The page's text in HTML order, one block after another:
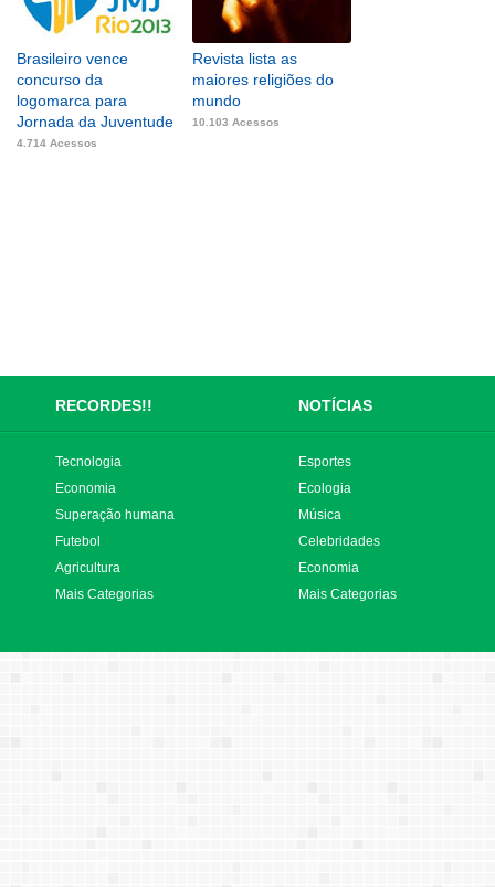
Brasileiro vence
concurso da
logomarca para
Jornada da Juventude
4.714 Acessos
Revista lista as
maiores religiões do
mundo
10.103 Acessos
RECORDES!! NOTÍCIAS
Tecnologia
Economia
Superação humana
Futebol
Agricultura
Mais Categorias
Esportes
Ecologia
Música
Celebridades
Economia
Mais Categorias